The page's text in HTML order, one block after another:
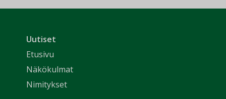
Uutiset
Etusivu
Näkökulmat
Nimitykset